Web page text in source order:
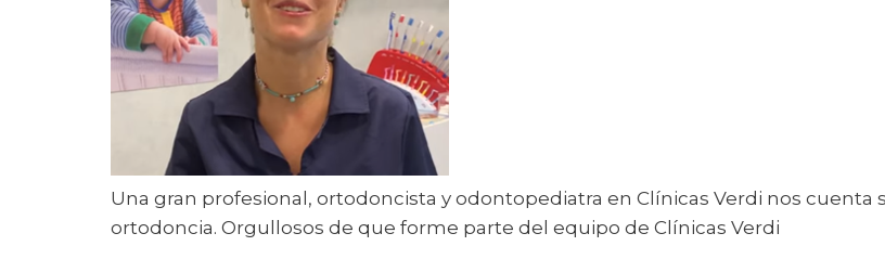
Una gran profesional, ortodoncista y odontopediatra en Clínicas Verdi nos
ortodoncia. Orgullosos de que forme parte del equipo de Clínicas Verdi